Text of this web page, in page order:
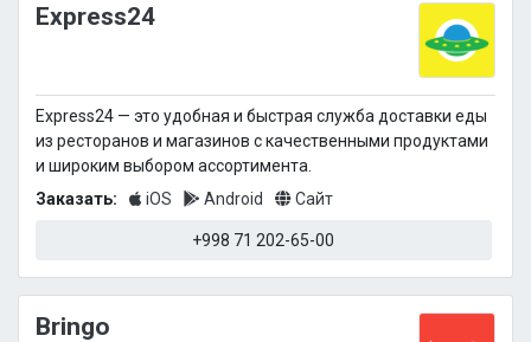
Express24
Express24 — это удобная и быстрая служба доставки еды
из ресторанов и магазинов с качественными продуктами
и широким выбором ассортимента.
Заказать:
iOS Android Сайт
+998 71 202-65-00
Bringo